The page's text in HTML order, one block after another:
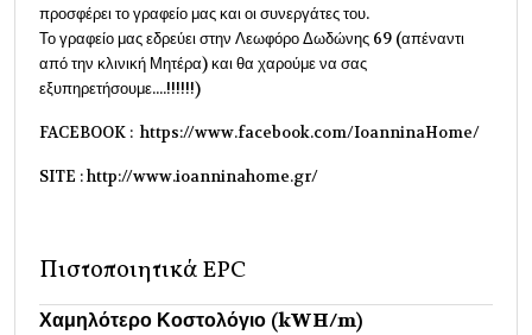
προσφέρει το γραφείο μας και οι συνεργάτες του.
Το γραφείο μας εδρεύει στην Λεωφόρο Δωδώνης 69 (απέναντι
από την κλινική Μητέρα) και θα χαρούμε να σας
εξυπηρετήσουμε....!!!!!!)
FACEBOOK : https://www.facebook.com/IoanninaHome/
SITE : http://www.ioanninahome.gr/
Πιστοποιητικά EPC
Χαμηλότερο Κοστολόγιο (kWH/m)